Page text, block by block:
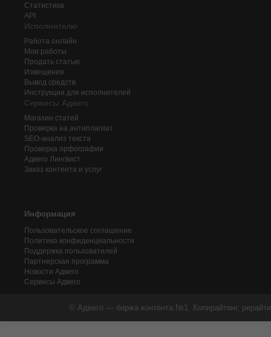
Статистика
API
Исполнителю
Работа онлайн
Мои работы
Продать статью
Извещения
Вывод средств
Инструкции для исполнителей
Сервисы Адвего
Магазин статей
Проверка на антиплагиат
SEO-анализ текста
Проверка орфографии
Адвего Лингвист
Заказ контента и услуг
Информация
Пользовательское соглашение
Политика конфиденциальности
Поддержка пользователей
Партнерская программа
Новости Адвего
Сервисы Адвего
© Адвего — биржа контента №1. Копирайтинг,